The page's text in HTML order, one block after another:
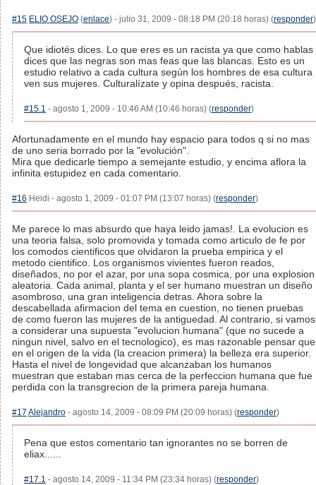
#15 ELIO OSEJO (enlace) - julio 31, 2009 - 08:18 PM (20:18 horas) (responder)
Que idiotés dices. Lo que eres es un racista ya que como hablas
dices que las negras son mas feas que las blancas. Esto es un
estudio relativo a cada cultura según los hombres de esa cultura
ven sus mujeres. Culturalízate y opina después, racista.
#15.1 - agosto 1, 2009 - 10:46 AM (10:46 horas) (responder)
Afortunadamente en el mundo hay espacio para todos q si no mas
de uno seria borrado por la "evolución".
Mira que dedicarle tiempo a semejante estudio, y encima aflora la
infinita estupidez en cada comentario.
#16 Heidi - agosto 1, 2009 - 01:07 PM (13:07 horas) (responder)
Me parece lo mas absurdo que haya leido jamas!. La evolucion es
una teoria falsa, solo promovida y tomada como articulo de fe por
los comodos cientificos que olvidaron la prueba empirica y el
metodo cientifico. Los organismos vivientes fueron reados,
diseñados, no por el azar, por una sopa cosmica, por una explosion
aleatoria. Cada animal, planta y el ser humano muestran un diseño
asombroso, una gran inteligencia detras. Ahora sobre la
descabellada afirmacion del tema en cuestion, no tienen pruebas
de como fueron las mujeres de la antiguedad. Al contrario, si vamos
a considerar una supuesta "evolucion humana" (que no sucede a
ningun nivel, salvo en el tecnologico), es mas razonable pensar que
en el origen de la vida (la creacion primera) la belleza era superior.
Hasta el nivel de longevidad que alcanzaban los humanos
muestran que estaban mas cerca de la perfeccion humana que fue
perdida con la transgrecion de la primera pareja humana.
#17 Alejandro - agosto 14, 2009 - 08:09 PM (20:09 horas) (responder)
Pena que estos comentario tan ignorantes no se borren de
eliax......
#17.1 - agosto 14, 2009 - 11:34 PM (23:34 horas) (responder)